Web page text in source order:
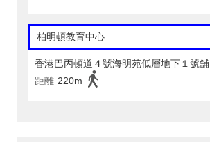
柏明頓教育中心
香港巴丙頓道４號海明苑低層地下１號舖
距離 220m